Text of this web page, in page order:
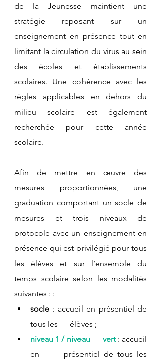
de la Jeunesse maintient une
stratégie reposant sur un
enseignement en présence tout en
limitant la circulation du virus au sein
des écoles et établissements
scolaires. Une cohérence avec les
règles applicables en dehors du
milieu scolaire est également
recherchée pour cette année
scolaire.
Afin de mettre en œuvre des
mesures proportionnées, une
graduation comportant un socle de
mesures et trois niveaux de
protocole avec un enseignement en
présence qui est privilégié pour tous
les élèves et sur l’ensemble du
temps scolaire selon les modalités
suivantes : :
socle : accueil en présentiel de
tous les      élèves ;
niveau 1 / niveau      vert : accueil
en      présentiel de tous les